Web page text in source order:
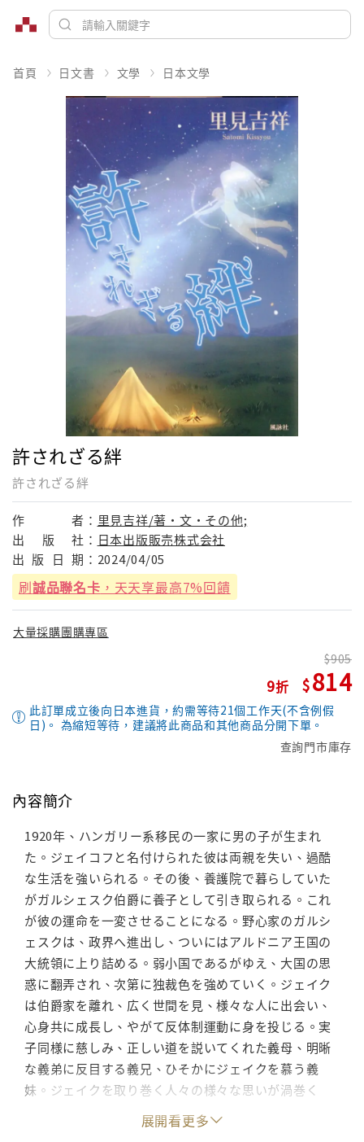
首頁 日文書 文學 日本文學
許されざる絆
許されざる絆
作 者： 里見吉祥/著・文・その他;
出
版 社： 日本出版販売株式会社
出 版 日 期： 2024/04/05
刷誠品聯名卡 ，天天享最高7%回饋
大量採購團購專區
9
905
814
此訂單成立後向日本進貨，約需等待21個工作天(不含例假
日)。 為縮短等待，建議將此商品和其他商品分開下單。
查詢門市庫存
內容簡介
1920年、ハンガリー系移民の一家に男の子が生まれ
た。ジェイコフと名付けられた彼は両親を失い、過酷
な生活を強いられる。その後、養護院で暮らしていた
がガルシェスク伯爵に養子として引き取られる。これ
が彼の運命を一変させることになる。野心家のガルシ
ェスクは、政界へ進出し、ついにはアルドニア王国の
大統領に上り詰める。弱小国であるがゆえ、大国の思
惑に翻弄され、次第に独裁色を強めていく。ジェイク
は伯爵家を離れ、広く世間を見、様々な人に出会い、
心身共に成長し、やがて反体制運動に身を投じる。実
子同様に慈しみ、正しい道を説いてくれた義母、明晰
な義弟に反目する義兄、ひそかにジェイクを慕う義
妹。ジェイクを取り巻く人々の様々な思いが渦巻く
中、物語はラストに待つ「運命」に向け加速してい
く。第2次世界大戦を背景に史実を踏まえつつ、虚実を
展開看更多